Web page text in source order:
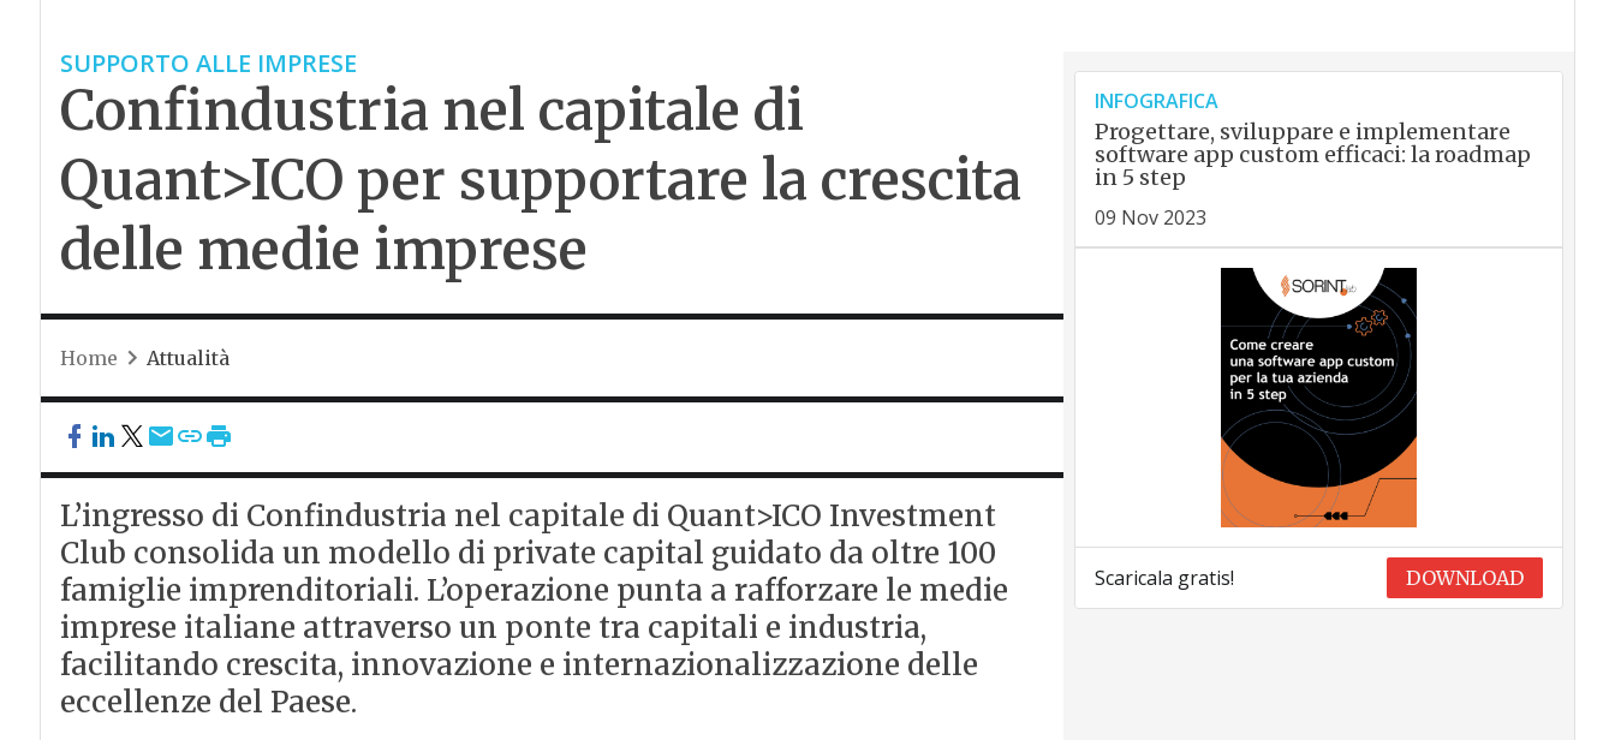
SUPPORTO ALLE IMPRESE
Confindustria nel capitale di
Quant>ICO per supportare la crescita
delle medie imprese
Home Attualità
L’ingresso di Confindustria nel capitale di Quant>ICO Investment
Club consolida un modello di private capital guidato da oltre 100
famiglie imprenditoriali. L’operazione punta a rafforzare le medie
imprese italiane attraverso un ponte tra capitali e industria,
facilitando crescita, innovazione e internazionalizzazione delle
eccellenze del Paese.
INFOGRAFICA
Progettare, sviluppare e implementare
software app custom efficaci: la roadmap
in 5 step
09 Nov 2023
Scaricala gratis! DOWNLOAD